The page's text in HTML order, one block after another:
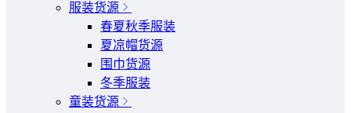
服装货源
春夏秋季服装
夏凉帽货源
围巾货源
冬季服装
童装货源